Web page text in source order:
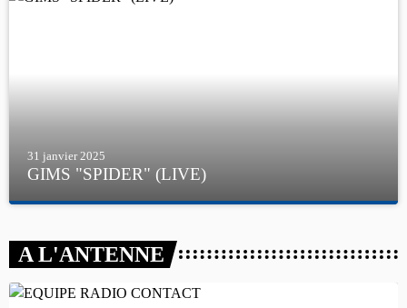
31 janvier 2025
GIMS "SPIDER" (LIVE)
A L'ANTENNE